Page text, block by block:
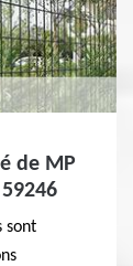
de MP
sont